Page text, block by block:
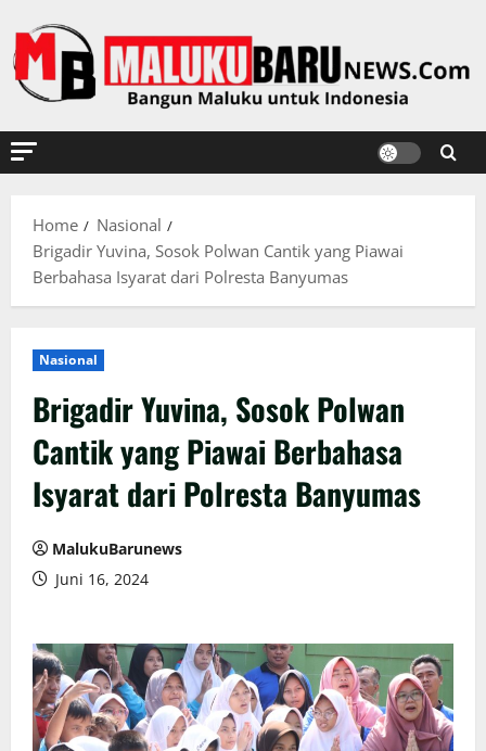
to
content
Home
Nasional
Brigadir Yuvina, Sosok Polwan Cantik yang Piawai
Berbahasa Isyarat dari Polresta Banyumas
Nasional
Brigadir Yuvina, Sosok Polwan
Cantik yang Piawai Berbahasa
Isyarat dari Polresta Banyumas
MalukuBarunews
Juni 16, 2024